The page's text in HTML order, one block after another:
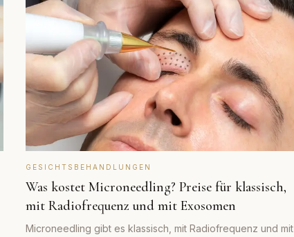
GESICHTSBEHANDLUNGEN
Was kostet Microneedling? Preise für klassisch,
mit Radiofrequenz und mit Exosomen
Microneedling gibt es klassisch, mit Radiofrequenz und mit